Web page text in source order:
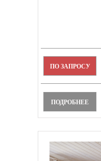
ПО ЗАПРОСУ
ПОДРОБНЕЕ